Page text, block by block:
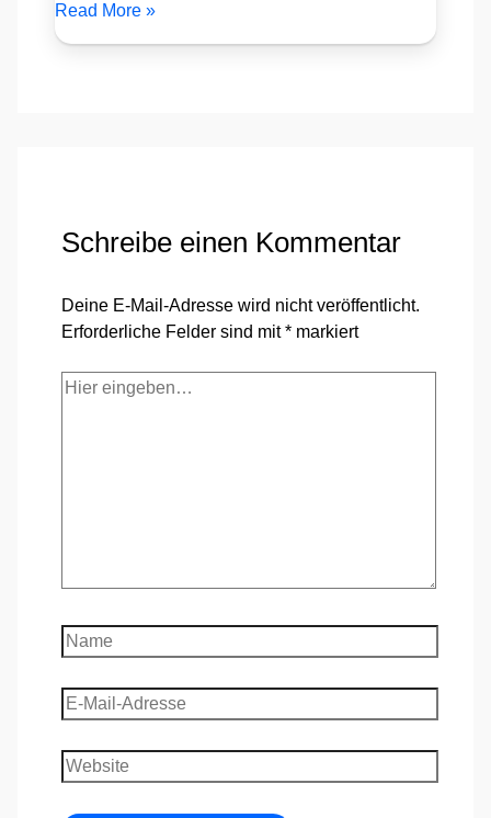
Read More »
Schreibe einen Kommentar
Deine E-Mail-Adresse wird nicht veröffentlicht.
Erforderliche Felder sind mit* markiert
Hier
Name
E-
Mail-
Adresse
Website